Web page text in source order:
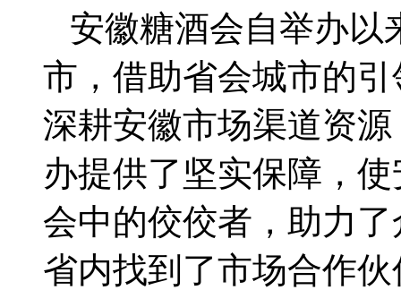
安徽糖酒会自举办以
市，借助省会城市的
深耕安徽市场渠道资
办提供了坚实保障，
会中的佼佼者，助力
省内找到了市场合作